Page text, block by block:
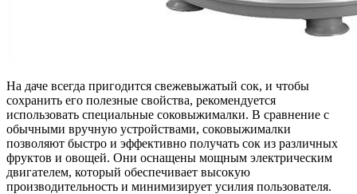
На даче всегда пригодится свежевыжатый сок, и чтобы
сохранить его полезные свойства, рекомендуется
использовать специальные соковыжималки. В сравнение с
обычными вручную устройствами, соковыжималки
позволяют быстро и эффективно получать сок из различных
фруктов и овощей. Они оснащены мощным электрическим
двигателем, который обеспечивает высокую
производительность и минимизирует усилия пользователя.